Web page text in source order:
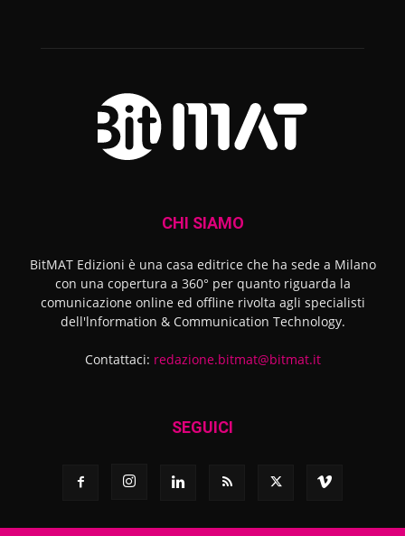
CHI SIAMO
BitMAT Edizioni è una casa editrice che ha sede a Milano
con una copertura a 360° per quanto riguarda la
comunicazione online ed offline rivolta agli specialisti
dell'lnformation & Communication Technology.
Contattaci: redazione.bitmat@bitmat.it
SEGUICI